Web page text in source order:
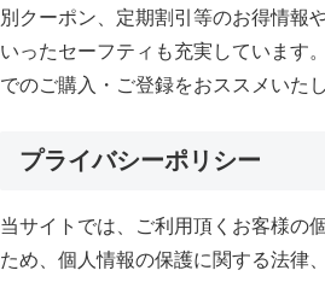
別クーポン、定期割引等のお得情報
いったセーフティも充実しています
でのご購入・ご登録をおススメいたし
プライバシーポリシー
当サイトでは、ご利用頂くお客様の
ため、個人情報の保護に関する法律